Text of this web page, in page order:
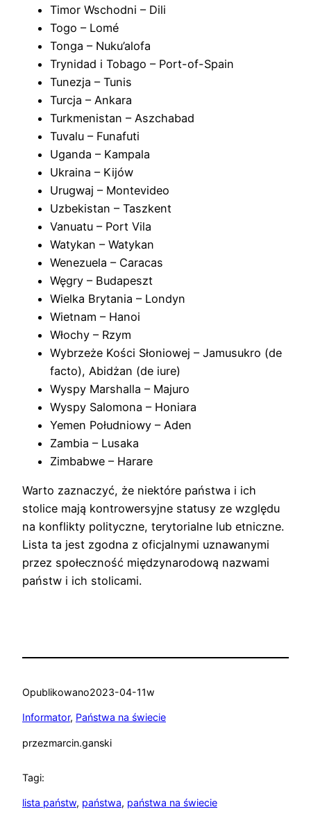
Timor Wschodni – Dili
Togo – Lomé
Tonga – Nuku’alofa
Trynidad i Tobago – Port-of-Spain
Tunezja – Tunis
Turcja – Ankara
Turkmenistan – Aszchabad
Tuvalu – Funafuti
Uganda – Kampala
Ukraina – Kijów
Urugwaj – Montevideo
Uzbekistan – Taszkent
Vanuatu – Port Vila
Watykan – Watykan
Wenezuela – Caracas
Węgry – Budapeszt
Wielka Brytania – Londyn
Wietnam – Hanoi
Włochy – Rzym
Wybrzeże Kości Słoniowej – Jamusukro (de
facto), Abidżan (de iure)
Wyspy Marshalla – Majuro
Wyspy Salomona – Honiara
Yemen Południowy – Aden
Zambia – Lusaka
Zimbabwe – Harare
Warto zaznaczyć, że niektóre państwa i ich
stolice mają kontrowersyjne statusy ze względu
na konflikty polityczne, terytorialne lub etniczne.
Lista ta jest zgodna z oficjalnymi uznawanymi
przez społeczność międzynarodową nazwami
państw i ich stolicami.
Opublikowano2023-04-11w
Informator, Państwa na świecie
przezmarcin.ganski
Tagi:
lista państw, państwa, państwa na świecie